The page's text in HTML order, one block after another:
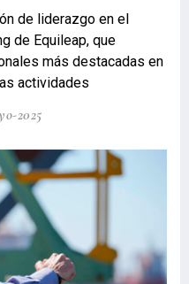
de liderazgo en el
de Equileap, que
más destacadas en
actividades
2025